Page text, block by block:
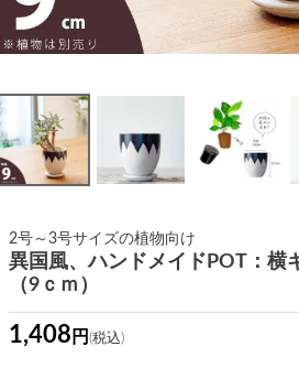
2号～3号サイズの植物向け
異国風、ハンドメイドPOT：横
（9ｃｍ）
1,408